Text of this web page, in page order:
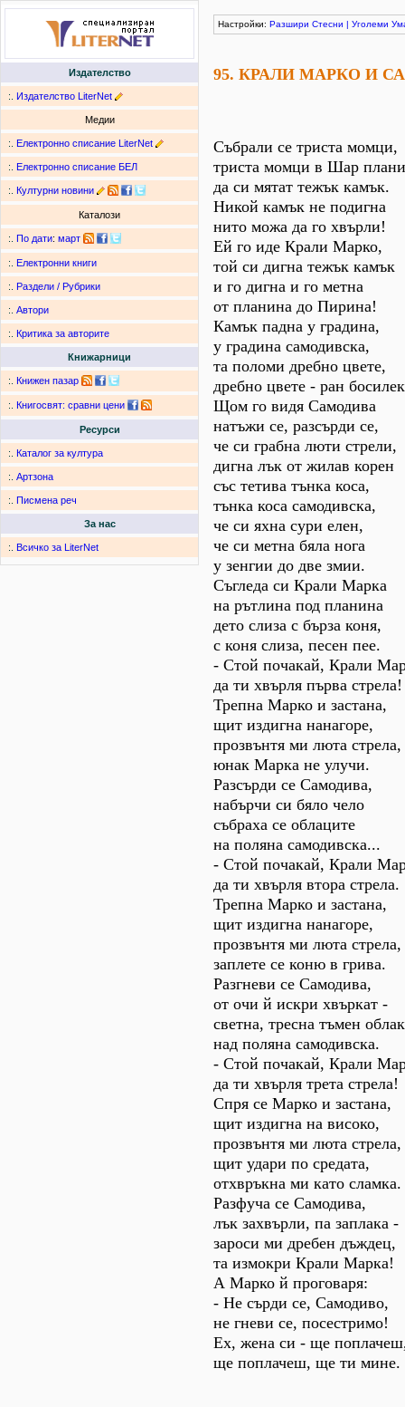
Издателство
:. Издателство LiterNet
Медии
:. Електронно списание LiterNet
:. Електронно списание БЕЛ
:. Културни новини
Каталози
:. По дати: март
:. Електронни книги
:. Раздели / Рубрики
:. Автори
:. Критика за авторите
Книжарници
:. Книжен пазар
:. Книгосвят: сравни цени
Ресурси
:. Каталог за култура
:. Артзона
:. Писмена реч
За нас
:. Всичко за LiterNet
Настройки: Разшири Стесни | Уголеми
95. КРАЛИ МАРКО И
Събрали се триста момци,
триста момци в Шар
да си мятат тежък камък.
Никой камък не подигна
нито можа да го хвърли!
Ей го иде Крали Марко,
той си дигна тежък камък
и го дигна и го метна
от планина до Пирина!
Камък падна у градина,
у градина самодивска,
та поломи дребно цвете,
дребно цвете - ран
Щом го видя Самодива
натъжи се, разсърди се,
че си грабна люти стрели,
дигна лък от жилав корен
със тетива тънка коса,
тънка коса самодивска,
че си яхна сури елен,
че си метна бяла нога
у зенгии до две змии.
Съгледа си Крали Марка
на рътлина под планина
дето слиза с бърза коня,
с коня слиза, песен пее.
- Стой почакай, Крали
да ти хвърля първа стрела!
Трепна Марко и застана,
щит издигна нанагоре,
прозвънтя ми люта стрела,
юнак Марка не улучи.
Разсърди се Самодива,
набърчи си бяло чело
събраха се облаците
на поляна самодивска...
- Стой почакай, Крали
да ти хвърля втора стрела.
Трепна Марко и застана,
щит издигна нанагоре,
прозвънтя ми люта стрела,
заплете се коню в грива.
Разгневи се Самодива,
от очи й искри хвъркат -
светна, тресна тъмен облак
над поляна самодивска.
- Стой почакай, Крали
да ти хвърля трета стрела!
Спря се Марко и застана,
щит издигна на високо,
прозвънтя ми люта стрела,
щит удари по средата,
отхвръкна ми като сламка.
Разфуча се Самодива,
лък захвърли, па заплака -
зароси ми дребен дъждец,
та измокри Крали Марка!
А Марко й проговаря:
- Не сърди се, Самодиво,
не гневи се, посестримо!
Ех, жена си - ще
ще поплачеш, ще ти мине.